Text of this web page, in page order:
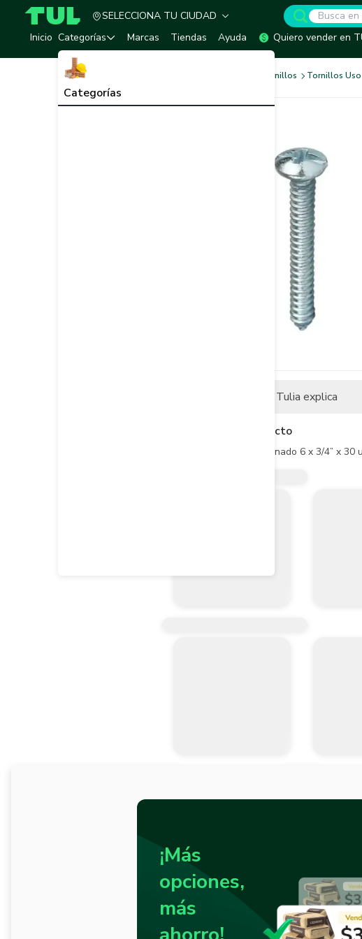
TUL - Tu Marketplace de Construcción
SELECCIONA TU CIUDAD
Inicio Categorías
Categorías
Marcas Tiendas Ayuda Quiero vender en
Tornillos Tornillos
Tulia explica
Descripción del producto
Tornillo Lamina Cc Combinado 6 x 3/4” x 30
¡Más
opciones,
más